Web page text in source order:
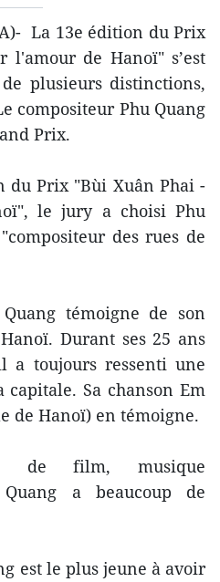
La 13e édition du Prix
l'amour de Hanoï" s’est
plusieurs distinctions,
compositeur Phu Quang
Prix.
du Prix "Bùi Xuân Phai -
le jury a choisi Phu
des rues de
témoigne de son
Durant ses 25 ans
a toujours ressenti une
Sa chanson Em
de Hanoï) en témoigne.
de film, musique
a beaucoup de
est le plus jeune à avoir